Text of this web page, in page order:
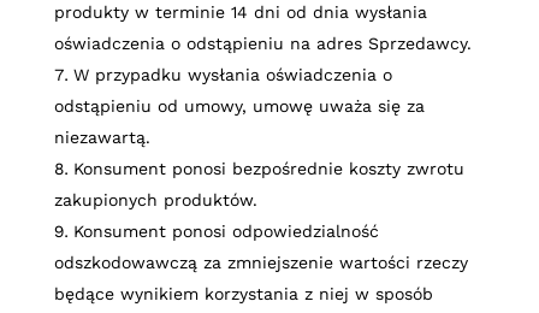
produkty w terminie 14 dni od dnia wysłania
oświadczenia o odstąpieniu na adres Sprzedawcy.
W przypadku wysłania oświadczenia o
odstąpieniu od umowy, umowę uważa się za
niezawartą.
Konsument ponosi bezpośrednie koszty zwrotu
zakupionych produktów.
Konsument ponosi odpowiedzialność
odszkodowawczą za zmniejszenie wartości rzeczy
będące wynikiem korzystania z niej w sposób